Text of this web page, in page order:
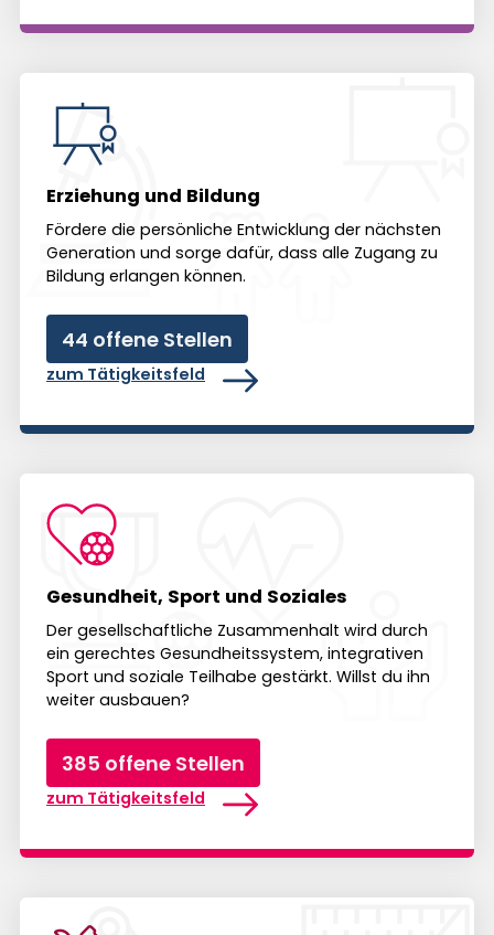
Erziehung und Bildung
Fördere die per­sön­liche Ent­wicklung der nächsten
Generation und sorge dafür, dass alle Zugang zu
Bil­dung erlan­gen können.
44 offene Stellen
zum Tätigkeitsfeld
Gesundheit, Sport und Soziales
Der gesell­schaft­liche Zusammen­halt wird durch
ein gerechtes Gesund­heits­system, inte­gra­tiven
Sport und soziale Teil­habe gestärkt. Willst du ihn
weiter aus­bauen?
385 offene Stellen
zum Tätigkeitsfeld